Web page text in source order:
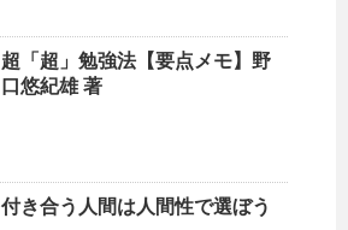
超「超」勉強法【要点メモ】野
口悠紀雄 著
付き合う人間は人間性で選ぼう